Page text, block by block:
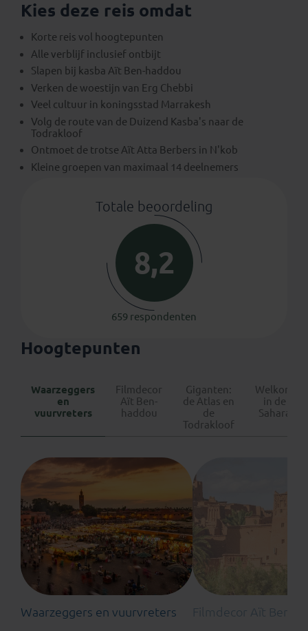
Kies deze reis omdat
Korte reis vol hoogtepunten
Alle verblijf inclusief ontbijt
Slapen bij kasba Aït Ben-haddou
Verken de woestijn van Erg Chebbi
Veel cultuur in koningsstad Marrakesh
Volg de route van de Duizend Kasba's naar de
Todrakloof
Ontmoet de trotse Aït Atta Berbers in N'kob
Kleine groepen van maximaal 14 deelnemers
Totale beoordeling
8,2
659 respondenten
Hoogtepunten
Waarzeggers
en
vuurvreters
Filmdecor
Aït Ben-
haddou
Giganten:
de Atlas en
de
Todrakloof
Welkom
in de
Sahara
Waarzeggers en vuurvreters Filmdecor Aït Ben-